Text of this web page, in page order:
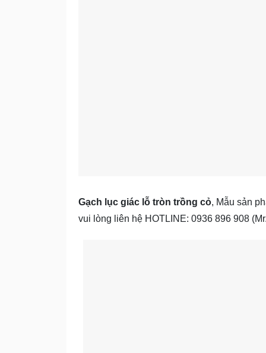
Gạch lục giác lỗ tròn trồng cỏ, Mẫu sản
vui lòng liên hệ HOTLINE: 0936 896 908